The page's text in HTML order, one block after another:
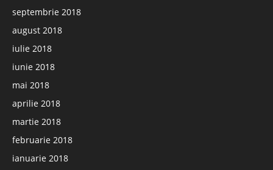
septembrie 2018
august 2018
iulie 2018
iunie 2018
mai 2018
aprilie 2018
martie 2018
februarie 2018
ianuarie 2018